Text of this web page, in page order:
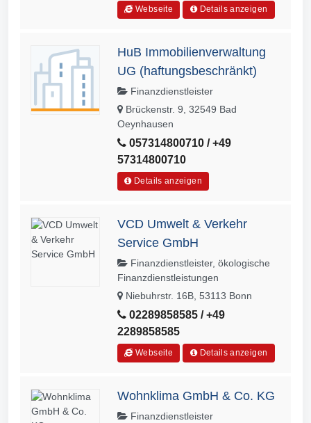
Webseite Details anzeigen
HuB Immobilienverwaltung
UG (haftungsbeschränkt)
Finanzdienstleister
Brückenstr. 9, 32549 Bad
Oeynhausen
057314800710 / +49
57314800710
Details anzeigen
VCD Umwelt & Verkehr
Service GmbH
Finanzdienstleister, ökologische
Finanzdienstleistungen
Niebuhrstr. 16B, 53113 Bonn
02289858585 / +49
2289858585
Webseite Details anzeigen
Wohnklima GmbH & Co. KG
Finanzdienstleister